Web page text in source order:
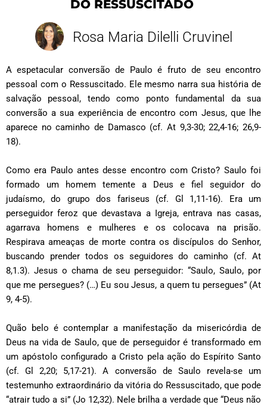
DO RESSUSCITADO
Rosa Maria Dilelli Cruvinel
A espetacular conversão de Paulo é fruto de seu encontro
pessoal com o Ressuscitado. Ele mesmo narra sua história de
salvação pessoal, tendo como ponto fundamental da sua
conversão a sua experiência de encontro com Jesus, que lhe
aparece no caminho de Damasco (cf. At 9,3-30; 22,4-16; 26,9-
18).
Como era Paulo antes desse encontro com Cristo? Saulo foi
formado um homem temente a Deus e fiel seguidor do
judaísmo, do grupo dos fariseus (cf. Gl 1,11-16). Era um
perseguidor feroz que devastava a Igreja, entrava nas casas,
agarrava homens e mulheres e os colocava na prisão.
Respirava ameaças de morte contra os discípulos do Senhor,
buscando prender todos os seguidores do caminho (cf. At
8,1.3). Jesus o chama de seu perseguidor: “Saulo, Saulo, por
que me persegues? (…) Eu sou Jesus, a quem tu persegues” (At
9, 4-5).
Quão belo é contemplar a manifestação da misericórdia de
Deus na vida de Saulo, que de perseguidor é transformado em
um apóstolo configurado a Cristo pela ação do Espírito Santo
(cf. Gl 2,20; 5,17-21). A conversão de Saulo revela-se um
testemunho extraordinário da vitória do Ressuscitado, que pode
“atrair tudo a si” (Jo 12,32). Nele brilha a verdade que “Deus não